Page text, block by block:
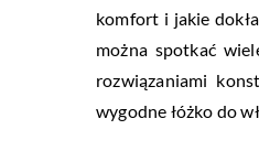
komfort i jakie
można spotkać
rozwiązaniami
wygodne łóżko do